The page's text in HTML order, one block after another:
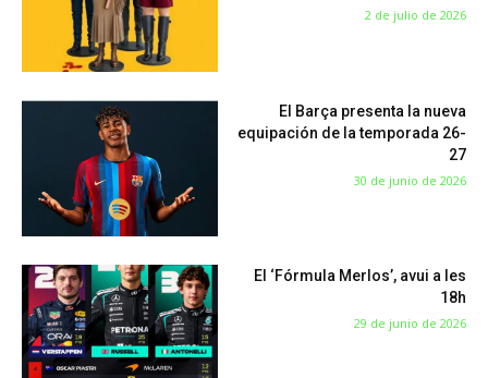
2 de julio de 2026
El Barça presenta la nueva
equipación de la temporada 26-
27
30 de junio de 2026
El ‘Fórmula Merlos’, avui a les
18h
29 de junio de 2026